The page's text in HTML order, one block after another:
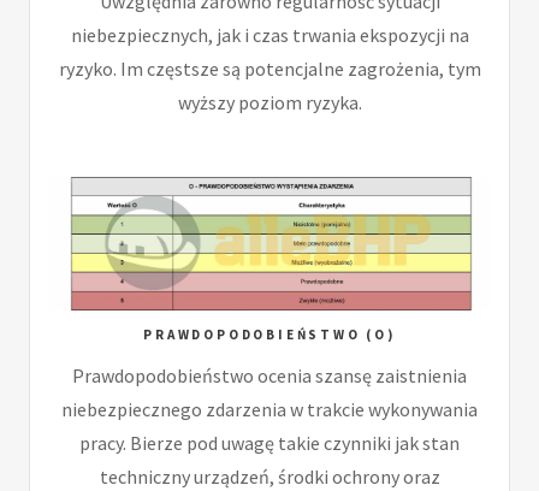
niebezpiecznych, jak i czas trwania ekspozycji na
ryzyko. Im częstsze są potencjalne zagrożenia, tym
wyższy poziom ryzyka.
PRAWDOPODOBIEŃSTWO (O)
Prawdopodobieństwo ocenia szansę zaistnienia
niebezpiecznego zdarzenia w trakcie wykonywania
pracy. Bierze pod uwagę takie czynniki jak stan
techniczny urządzeń, środki ochrony oraz